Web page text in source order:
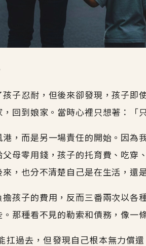
子忍耐，但後來卻發現，孩子即
回到娘家。當時心裡只想著：「
，而是另一場責任的開始。因為
母零用錢，孩子的托育費、吃穿
，也分不清楚自己是在生活，還
孩子的費用，反而三番兩次以各
那種看不見的勒索和債務，像一
扛過去，但發現自己根本無力償